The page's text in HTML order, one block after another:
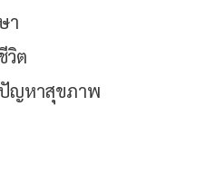
า
วิต
ปัญหาสุขภาพ